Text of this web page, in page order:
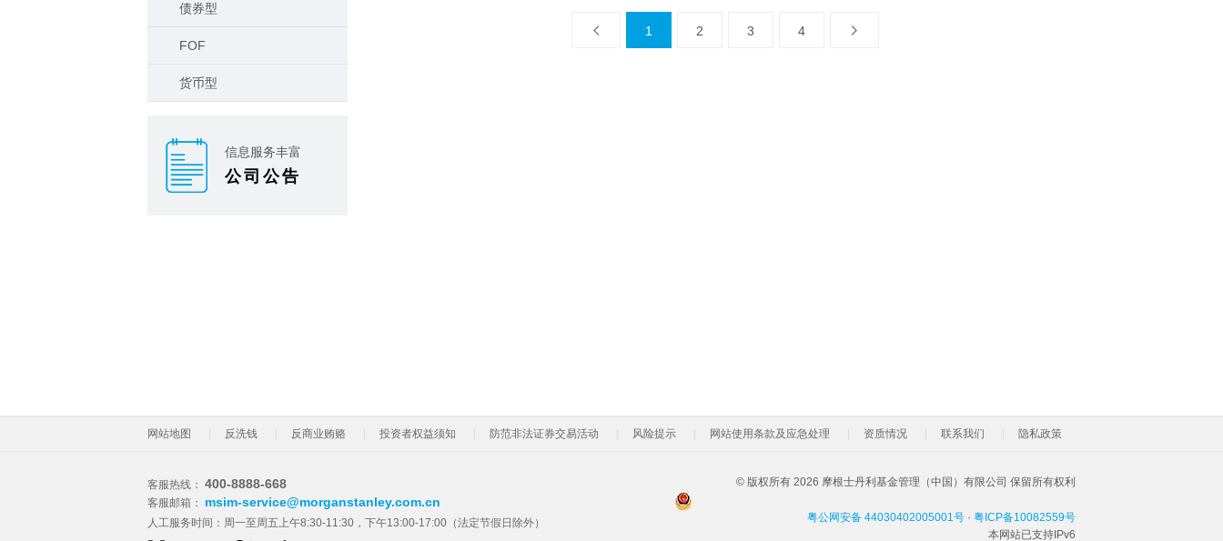
债券型
FOF
货币型
信息服务丰富
公司公告
1 2 3 4
网站地图 反洗钱 反商业贿赂 投资者权益须知 防范非法证券交易活动 风险提示 网站使用条款及应急处理 资质情况 联系我们 隐私政策
客服热线： 400-8888-668
客服邮箱： msim-service@morganstanley.com.cn
人工服务时间：周一至周五上午8:30-11:30，下午13:00-17:00（法定节假日除外）
© 版权所有 2026 摩根士丹利基金管理（中国）有限公司 保留所有权利
粤公网安备 44030402005001号 · 粤ICP备10082559号
本网站已支持IPv6